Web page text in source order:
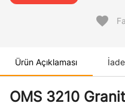
favorite
Ürün Açıklaması
OMS 3210